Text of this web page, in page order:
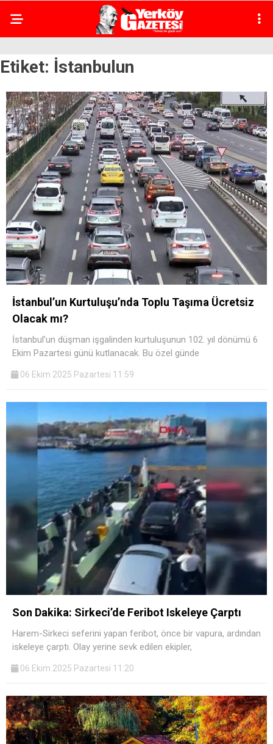
Etiket: İstanbulun
İstanbul’un Kurtuluşu’nda Toplu Taşıma Ücretsiz
Olacak mı?
İstanbul’un düşman işgalinden kurtuluşunun 102. yıl dönümü 6
Ekim Pazartesi günü kutlanacak. Bu özel günde
06 Ekim 2025 Pazartesi 11:59
Son Dakika: Sirkeci’de Feribot Iskeleye Çarptı
Harem-Sirkeci seferini yapan feribot, önce bir vapura, ardından
iskeleye çarptı. Olay yerine sevk edilen ekipler,
06 Ekim 2025 Pazartesi 11:20